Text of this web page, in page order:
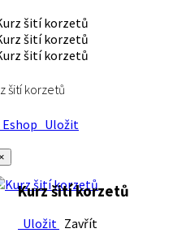
šití korzetů
Uložit
Kurz šití korzetů
Uložit Zavřít